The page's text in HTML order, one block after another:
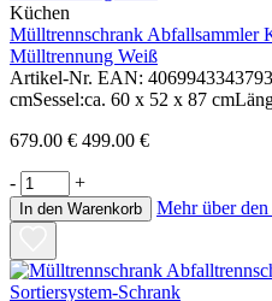
Küchen
Mülltrennschrank Abfallsammler
Mülltrennung Weiß
Artikel-Nr. EAN:
cmSessel:ca. 60 x 52 x 87
679.00 € 499.00 €
- +
In den Warenkorb Mehr über